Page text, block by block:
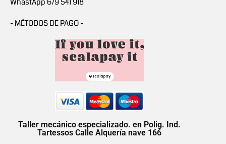
- MÉTODOS DE PAGO -
Taller mecánico especializado. en Polig. Ind.
Tartessos Calle Alquería nave 166